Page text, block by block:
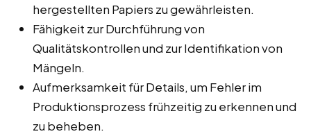
hergestellten Papiers zu gewährleisten.
Fähigkeit zur Durchführung von
Qualitätskontrollen und zur Identifikation von
Mängeln.
Aufmerksamkeit für Details, um Fehler im
Produktionsprozess frühzeitig zu erkennen und
zu beheben.